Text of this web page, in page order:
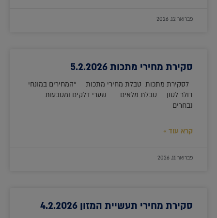
פברואר 12, 2026
סקירת מחירי מתכות 5.2.2026
לסקירת מתכות טבלת מחירי מתכות *המחירים במונחי
דולר לטון טבלת מלאים שערי דלקים ומטבעות
נבחרים
קרא עוד »
פברואר 11, 2026
סקירת מחירי תעשיית המזון 4.2.2026